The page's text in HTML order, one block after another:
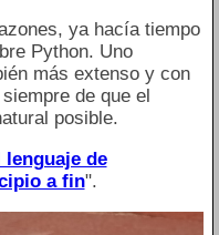
ya hacía tiempo
Python. Uno
más extenso y con
de que el
posible.
lenguaje de
a fin".